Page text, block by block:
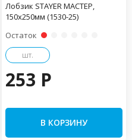
Лобзик STAYER МАСТЕР,
150х250мм (1530-25)
Остаток
шт.
253 P
В КОРЗИНУ